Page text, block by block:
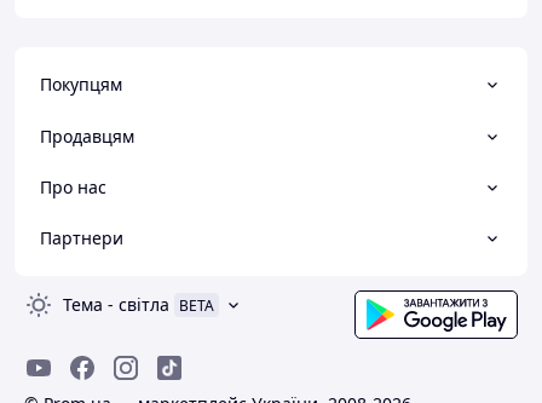
Покупцям
Продавцям
Про нас
Партнери
Тема - світла BETA